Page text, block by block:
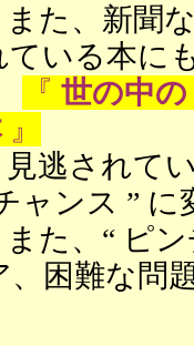
などの
ている本に
『 世の中
』
いる、
ャンス ”
ンチ ”
困難な問